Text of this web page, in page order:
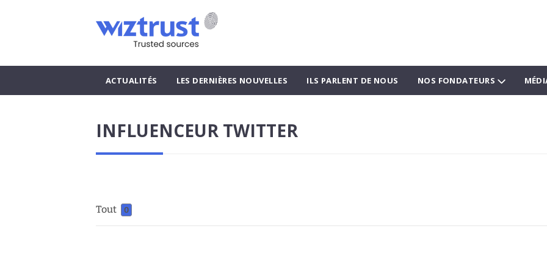
ACTUALITÉS LES DERNIÈRES NOUVELLES ILS PARLENT DE NOUS NOS FONDATEURS
INFLUENCEUR TWITTER
Tout 0